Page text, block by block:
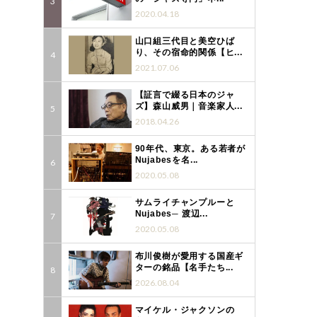
2020.04.18
山口組三代目と美空ひば
り、その宿命的関係【ヒ...
2021.07.06
【証言で綴る日本のジャ
ズ】森山威男｜音楽家人...
2018.04.26
90年代、東京。ある若者が
Nujabesを名...
2020.05.08
サムライチャンプルーと
Nujabes─ 渡辺...
2020.05.08
布川俊樹が愛用する国産ギ
ターの銘品【名手たち...
2026.08.04
マイケル・ジャクソンの